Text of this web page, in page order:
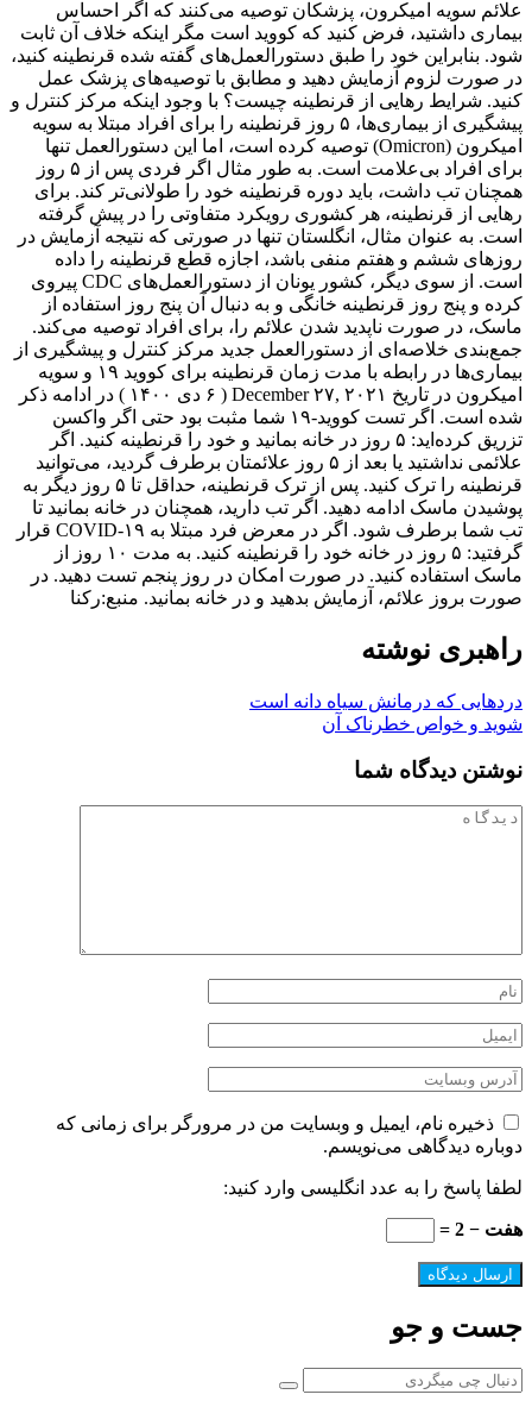
علائم سویه امیکرون، پزشکان توصیه می‌کنند که اگر احساس
بیماری داشتید، فرض کنید که کووید است مگر اینکه خلاف آن ثابت
شود. بنابراین خود را طبق دستورالعمل‌های گفته شده قرنطینه کنید،
در صورت لزوم آزمایش دهید و مطابق با توصیه‌های پزشک عمل
کنید. شرایط رهایی از قرنطینه چیست؟ با وجود اینکه مرکز کنترل و
پیشگیری از بیماری‌ها، ۵ روز قرنطینه را برای افراد مبتلا به سویه
امیکرون (Omicron) توصیه کرده است، اما این دستورالعمل تنها
برای افراد بی‌علامت است. به طور مثال اگر فردی پس از ۵ روز
همچنان تب داشت، باید دوره قرنطینه خود را طولانی‌تر کند. برای
رهایی از قرنطینه، هر کشوری رویکرد متفاوتی را در پیش گرفته
است. به عنوان مثال، انگلستان تنها در صورتی که نتیجه آزمایش در
روزهای ششم و هفتم منفی باشد، اجازه قطع قرنطینه را داده
است. از سوی دیگر، کشور یونان از دستورالعمل‌های CDC پیروی
کرده و پنج روز قرنطینه خانگی و به دنبال آن پنج روز استفاده از
ماسک، در صورت ناپدید شدن علائم را، برای افراد توصیه می‌کند.
جمع‌بندی خلاصه‌ای از دستورالعمل جدید مرکز کنترل و پیشگیری از
بیماری‌ها در رابطه با مدت زمان قرنطینه برای کووید ۱۹ و سویه
امیکرون در تاریخ December ۲۷, ۲۰۲۱ ( ۶ دی ۱۴۰۰ ) در ادامه ذکر
شده است. اگر تست کووید-۱۹ شما مثبت بود حتی اگر واکسن
تزریق کرده‌اید: ۵ روز در خانه بمانید و خود را قرنطینه کنید. اگر
علائمی نداشتید یا بعد از ۵ روز علائمتان برطرف گردید، می‌توانید
قرنطینه را ترک کنید. پس از ترک قرنطینه، حداقل تا ۵ روز دیگر به
پوشیدن ماسک ادامه دهید. اگر تب دارید، همچنان در خانه بمانید تا
تب شما برطرف شود. اگر در معرض فرد مبتلا به COVID-۱۹ قرار
گرفتید: ۵ روز در خانه خود را قرنطینه کنید. به مدت ۱۰ روز از
ماسک استفاده کنید. در صورت امکان در روز پنجم تست دهید. در
صورت بروز علائم، آزمایش بدهید و در خانه بمانید. منبع:رکنا
راهبری نوشته
دردهایی که درمانش سیاه دانه است
شوید و خواص خطرناک آن
نوشتن دیدگاه شما
ذخیره نام، ایمیل و وبسایت من در مرورگر برای زمانی که
دوباره دیدگاهی می‌نویسم.
لطفا پاسخ را به عدد انگلیسی وارد کنید:
هفت − 2 =
جست و جو